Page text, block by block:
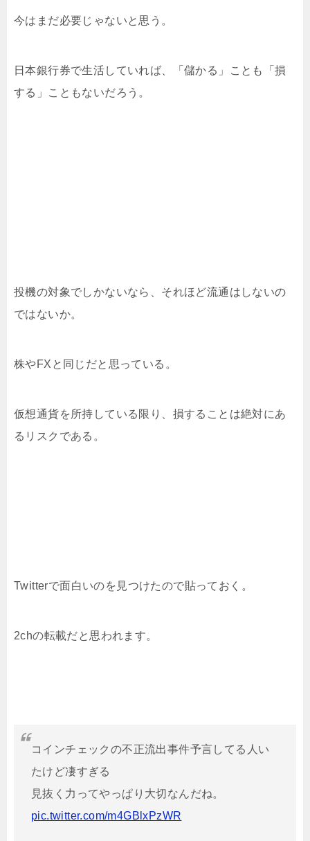
今はまだ必要じゃないと思う。
日本銀行券で生活していれば、「儲かる」ことも「損
する」こともないだろう。
投機の対象でしかないなら、それほど流通はしないの
ではないか。
株やFXと同じだと思っている。
仮想通貨を所持している限り、損することは絶対にあ
るリスクである。
Twitterで面白いのを見つけたので貼っておく。
2chの転載だと思われます。
コインチェックの不正流出事件予言してる人い
たけど凄すぎる
見抜く力ってやっぱり大切なんだね。
pic.twitter.com/m4GBlxPzWR